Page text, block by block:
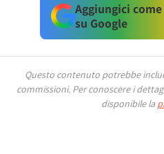
Aggiungici
su Google
Questo contenuto potrebbe
commissioni. Per conoscere i
disponibile la